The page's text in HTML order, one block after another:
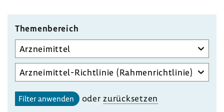
Themen­be­reich
Unterausschuss
auswählen
Aufgabenbereich
des
gewählten
Unterausschusses
Filter anwenden oderzurück­setzen